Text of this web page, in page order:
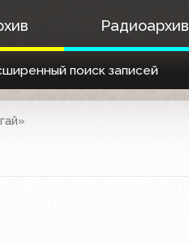
Радиоархив
поиск записей